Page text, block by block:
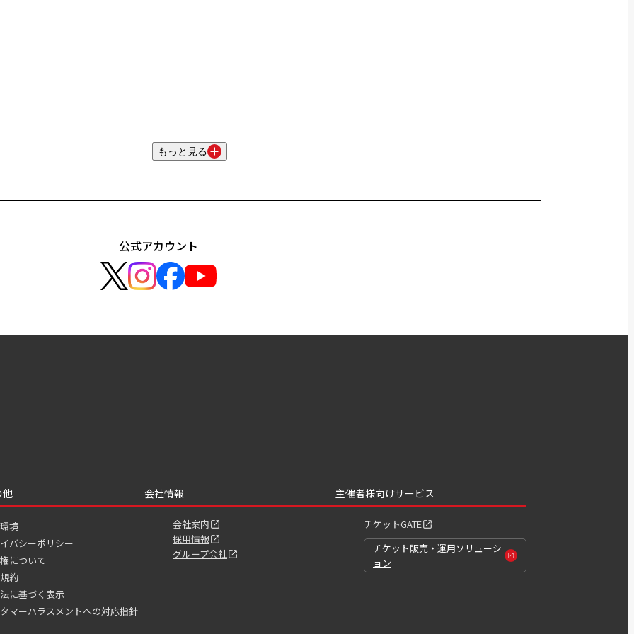
もっと見る
公式アカウント
他
境
バシーポリシー
について
約
に基づく表示
マーハラスメントへの対応指針
会社情報
会社案内
採用情報
グループ会社
主催者様向けサービス
チケットGATE
チケット販売・運用ソリューシ
ョン